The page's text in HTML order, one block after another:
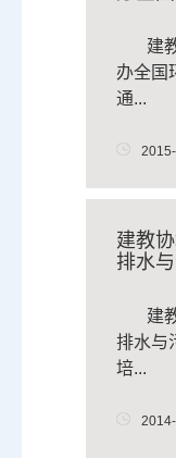
建
办全国
通...
建教
排水
建
排水与
培...